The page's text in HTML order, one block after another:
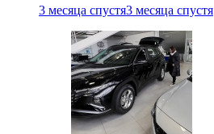
3 месяца спустя3 месяца спустя